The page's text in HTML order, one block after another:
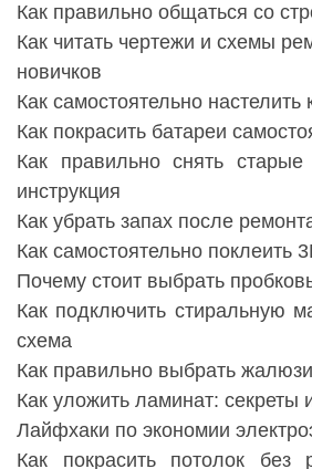
Как правильно общаться со
Как читать чертежи и схемы
новичков
Как самостоятельно настелить
Как покрасить батареи
Как правильно снять
инструкция
Как убрать запах после
Как самостоятельно поклеить
Почему стоит выбрать
Как подключить стиральную
схема
Как правильно выбрать жалюзи
Как уложить ламинат: секреты
Лайфхаки по экономии
Как покрасить потолок без